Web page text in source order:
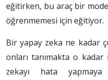
eğitirken, bu araç bir
öğrenmemesi için eğitiyor.
Bir yapay zeka ne kadar
onları tanımakta o
zekayı hata